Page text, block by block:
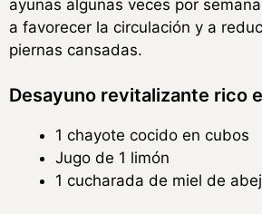
ayunas algunas veces por
a favorecer la circulación y a
piernas cansadas.
Desayuno revitalizante rico
1 chayote cocido en cubos
Jugo de 1 limón
1 cucharada de miel de